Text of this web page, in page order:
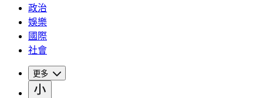
政治
娛樂
國際
社會
更多